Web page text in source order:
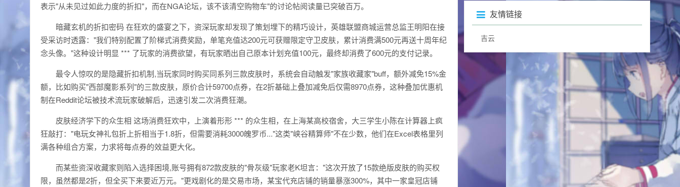
表示"从未见过如此力度的折扣"，而在NGA论坛，该不该清空购物车"的讨论帖阅读量已突破百万。
暗藏玄机的折扣密码 在狂欢的盛宴之下，资深玩家却发现了策划埋下的精巧设计，英雄联盟商城运营总监王明阳在接
受采访时透露："我们特别配置了阶梯式消费奖励，单笔充值达200元可获赠限定守卫皮肤，累计消费满500元再送十周年纪
念头像。"这种设计明显 *** 了玩家的消费欲望，有玩家晒出自己原本计划充值100元，最终却消费了600元的支付记录。
最令人惊叹的是隐藏折扣机制,当玩家同时购买同系列三款皮肤时，系统会自动触发"家族收藏家"buff，额外减免15%金
额，比如购买"西部魔影系列"的三款皮肤，原价合计59700点券，在2折基础上叠加减免后仅需8970点券，这种叠加优惠机
制在Reddit论坛被技术流玩家破解后，迅速引发二次消费狂潮。
皮肤经济学下的众生相 这场消费狂欢中，上演着形形 *** 的众生相，在上海某高校宿舍，大三学生小陈在计算器上疯
狂敲打："电玩女神礼包折上折相当于1.8折，但需要消耗3000魄罗币..."这类"峡谷精算师"不在少数，他们在Excel表格里列
满各种组合方案，力求将每点券的效益更大化。
而某些资深收藏家则陷入选择困境,账号拥有872款皮肤的"骨灰级"玩家老K坦言："这次开放了15款绝版皮肤的购买权
限，虽然都是2折，但全买下来要近万元。"更戏剧化的是交易市场，某宝代充店铺的销量暴涨300%，其中一家皇冠店铺
友情链接
吉云